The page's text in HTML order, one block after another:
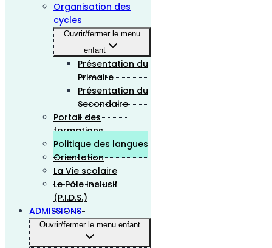
Organisation des
cycles
Ouvrir/fermer le menu
enfant
Présentation du
Primaire
Présentation du
Secondaire
Portail des
formations
Politique des langues
Orientation
La Vie scolaire
Le Pôle Inclusif
(P.I.D.S.)
ADMISSIONS
Ouvrir/fermer le menu enfant